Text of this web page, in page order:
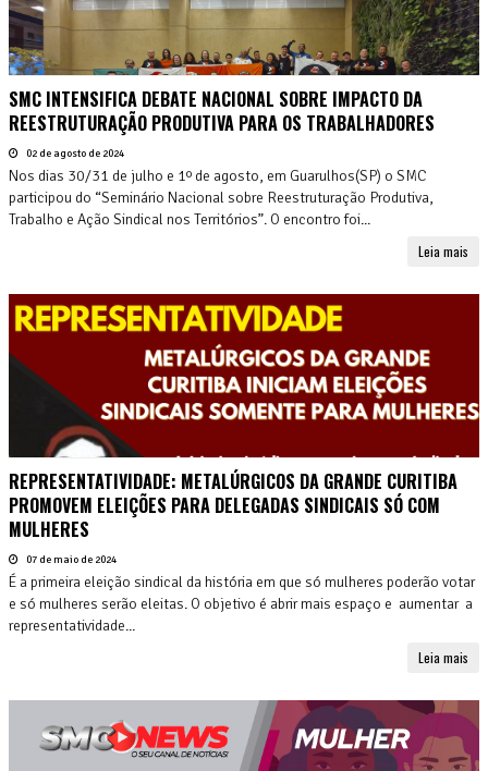
SMC INTENSIFICA DEBATE NACIONAL SOBRE IMPACTO DA
REESTRUTURAÇÃO PRODUTIVA PARA OS TRABALHADORES
02 de agosto de 2024
Nos dias 30/31 de julho e 1º de agosto, em Guarulhos(SP) o SMC
participou do “Seminário Nacional sobre Reestruturação Produtiva,
Trabalho e Ação Sindical nos Territórios”. O encontro foi...
Leia mais
REPRESENTATIVIDADE: METALÚRGICOS DA GRANDE CURITIBA
PROMOVEM ELEIÇÕES PARA DELEGADAS SINDICAIS SÓ COM
MULHERES
07 de maio de 2024
É a primeira eleição sindical da história em que só mulheres poderão votar
e só mulheres serão eleitas. O objetivo é abrir mais espaço e aumentar a
representatividade...
Leia mais